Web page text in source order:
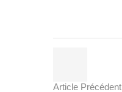
Article Précédent